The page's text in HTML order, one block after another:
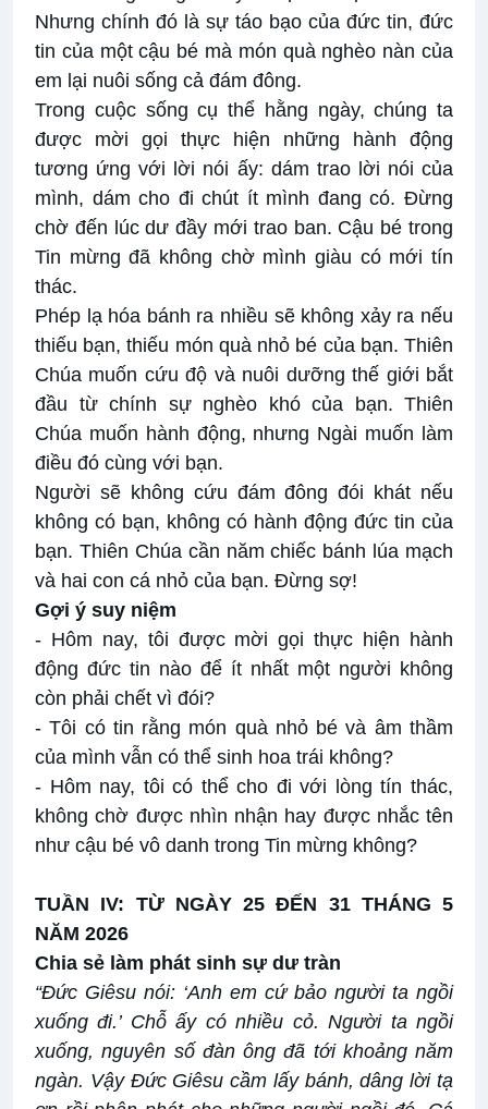
Nhưng chính đó là sự táo bạo của đức tin, đức
tin của một cậu bé mà món quà nghèo nàn của
em lại nuôi sống cả đám đông.
Trong cuộc sống cụ thể hằng ngày, chúng ta
được mời gọi thực hiện những hành động
tương ứng với lời nói ấy: dám trao lời nói của
mình, dám cho đi chút ít mình đang có. Đừng
chờ đến lúc dư đầy mới trao ban. Cậu bé trong
Tin mừng đã không chờ mình giàu có mới tín
thác.
Phép lạ hóa bánh ra nhiều sẽ không xảy ra nếu
thiếu bạn, thiếu món quà nhỏ bé của bạn. Thiên
Chúa muốn cứu độ và nuôi dưỡng thế giới bắt
đầu từ chính sự nghèo khó của bạn. Thiên
Chúa muốn hành động, nhưng Ngài muốn làm
điều đó cùng với bạn.
Người sẽ không cứu đám đông đói khát nếu
không có bạn, không có hành động đức tin của
bạn. Thiên Chúa cần năm chiếc bánh lúa mạch
và hai con cá nhỏ của bạn. Đừng sợ!
Gợi ý suy niệm
- Hôm nay, tôi được mời gọi thực hiện hành
động đức tin nào để ít nhất một người không
còn phải chết vì đói?
- Tôi có tin rằng món quà nhỏ bé và âm thầm
của mình vẫn có thể sinh hoa trái không?
- Hôm nay, tôi có thể cho đi với lòng tín thác,
không chờ được nhìn nhận hay được nhắc tên
như cậu bé vô danh trong Tin mừng không?
TUẦN IV: TỪ NGÀY 25 ĐẾN 31 THÁNG 5
NĂM 2026
Chia sẻ làm phát sinh sự dư tràn
“Đức Giêsu nói: ‘Anh em cứ bảo người ta ngồi
xuống đi.’ Chỗ ấy có nhiều cỏ. Người ta ngồi
xuống, nguyên số đàn ông đã tới khoảng năm
ngàn. Vậy Đức Giêsu cầm lấy bánh, dâng lời tạ